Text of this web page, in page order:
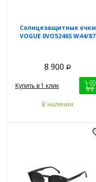
Солнцезащитные очки
VOGUE 0VO5246S W44/87
8 900 Р
Купить в 1 клик
В наличии